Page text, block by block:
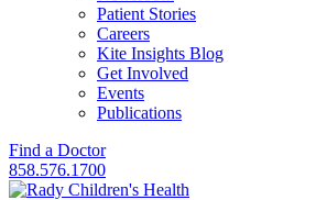
Patient Stories
Careers
Kite Insights Blog
Get Involved
Events
Publications
Find a Doctor
858.576.1700